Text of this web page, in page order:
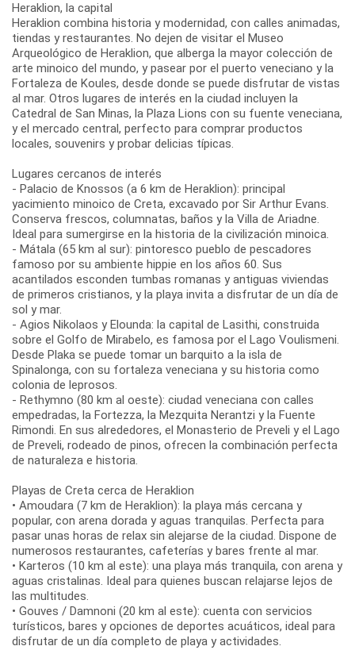
Heraklion, la capital
Heraklion combina historia y modernidad, con calles animadas,
tiendas y restaurantes. No dejen de visitar el Museo
Arqueológico de Heraklion, que alberga la mayor colección de
arte minoico del mundo, y pasear por el puerto veneciano y la
Fortaleza de Koules, desde donde se puede disfrutar de vistas
al mar. Otros lugares de interés en la ciudad incluyen la
Catedral de San Minas, la Plaza Lions con su fuente veneciana,
y el mercado central, perfecto para comprar productos
locales, souvenirs y probar delicias típicas.
Lugares cercanos de interés
- Palacio de Knossos (a 6 km de Heraklion): principal
yacimiento minoico de Creta, excavado por Sir Arthur Evans.
Conserva frescos, columnatas, baños y la Villa de Ariadne.
Ideal para sumergirse en la historia de la civilización minoica.
- Mátala (65 km al sur): pintoresco pueblo de pescadores
famoso por su ambiente hippie en los años 60. Sus
acantilados esconden tumbas romanas y antiguas viviendas
de primeros cristianos, y la playa invita a disfrutar de un día de
sol y mar.
- Agios Nikolaos y Elounda: la capital de Lasithi, construida
sobre el Golfo de Mirabelo, es famosa por el Lago Voulismeni.
Desde Plaka se puede tomar un barquito a la isla de
Spinalonga, con su fortaleza veneciana y su historia como
colonia de leprosos.
- Rethymno (80 km al oeste): ciudad veneciana con calles
empedradas, la Fortezza, la Mezquita Nerantzi y la Fuente
Rimondi. En sus alrededores, el Monasterio de Preveli y el Lago
de Preveli, rodeado de pinos, ofrecen la combinación perfecta
de naturaleza e historia.
Playas de Creta cerca de Heraklion
• Amoudara (7 km de Heraklion): la playa más cercana y
popular, con arena dorada y aguas tranquilas. Perfecta para
pasar unas horas de relax sin alejarse de la ciudad. Dispone de
numerosos restaurantes, cafeterías y bares frente al mar.
• Karteros (10 km al este): una playa más tranquila, con arena y
aguas cristalinas. Ideal para quienes buscan relajarse lejos de
las multitudes.
• Gouves / Damnoni (20 km al este): cuenta con servicios
turísticos, bares y opciones de deportes acuáticos, ideal para
disfrutar de un día completo de playa y actividades.